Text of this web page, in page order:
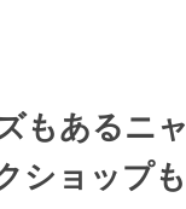
もあるニ
ショップ